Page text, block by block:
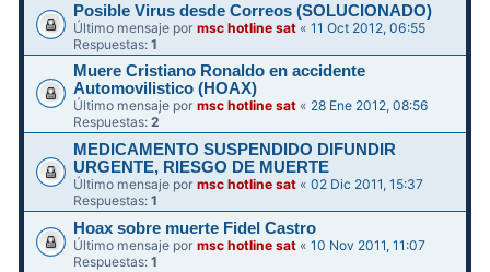
Posible Virus desde Correos (SOLUCIONADO)
Último mensaje pormsc hotline sat «11 Oct 2012, 06:55
Respuestas:1
Muere Cristiano Ronaldo en accidente
Automovilistico (HOAX)
Último mensaje pormsc hotline sat « 28 Ene 2012, 08:56
Respuestas:2
MEDICAMENTO SUSPENDIDO DIFUNDIR
Último mensaje pormsc hotline sat «02 Dic 2011, 15:37
Respuestas:1
Hoax sobre muerte Fidel Castro
Último mensaje pormsc hotline sat «10 Nov 2011, 11:07
Respuestas:1